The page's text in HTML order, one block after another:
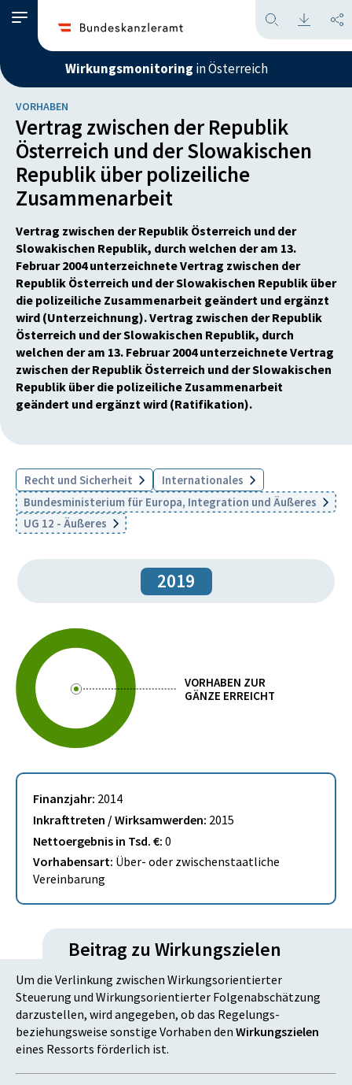
Wirkungsmonitoring in Österreich
VORHABEN
Vertrag zwischen der Republik
Österreich und der Slowakischen
Republik über polizeiliche
Zusammenarbeit
Vertrag zwischen der Republik Österreich und der
Slowakischen Republik, durch welchen der am 13.
Februar 2004 unterzeichnete Vertrag zwischen der
Republik Österreich und der Slowakischen Republik über
die polizeiliche Zusammenarbeit geändert und ergänzt
wird (Unterzeichnung). Vertrag zwischen der Republik
Österreich und der Slowakischen Republik, durch
welchen der am 13. Februar 2004 unterzeichnete Vertrag
zwischen der Republik Österreich und der Slowakischen
Republik über die polizeiliche Zusammenarbeit
geändert und ergänzt wird (Ratifikation).
Recht und Sicherheit
Internationales
Bundesministerium für Europa, Integration und Äußeres
UG 12 - Äußeres
2019
VORHABEN ZUR
GÄNZE ERREICHT
Finanzjahr: 2014
Inkrafttreten / Wirksamwerden: 2015
Nettoergebnis in Tsd. €: 0
Vorhabensart: Über- oder zwischenstaatliche
Vereinbarung
Beitrag zu Wirkungszielen
Um die Verlinkung zwischen Wirkungsorientierter
Steuerung und Wirkungsorientierter Folgenabschätzung
darzustellen, wird angegeben, ob das Regelungs-
beziehungsweise sonstige Vorhaben den Wirkungszielen
eines Ressorts förderlich ist.